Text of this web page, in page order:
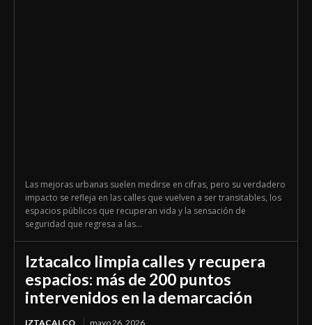
Las mejoras urbanas suelen medirse en cifras, pero su verdadero
impacto se refleja en las calles que vuelven a ser transitables, los
espacios públicos que recuperan vida y la sensación de
seguridad que regresa a las...
Iztacalco limpia calles y recupera
espacios: más de 200 puntos
intervenidos en la demarcación
IZTACALCO mayo 26, 2026